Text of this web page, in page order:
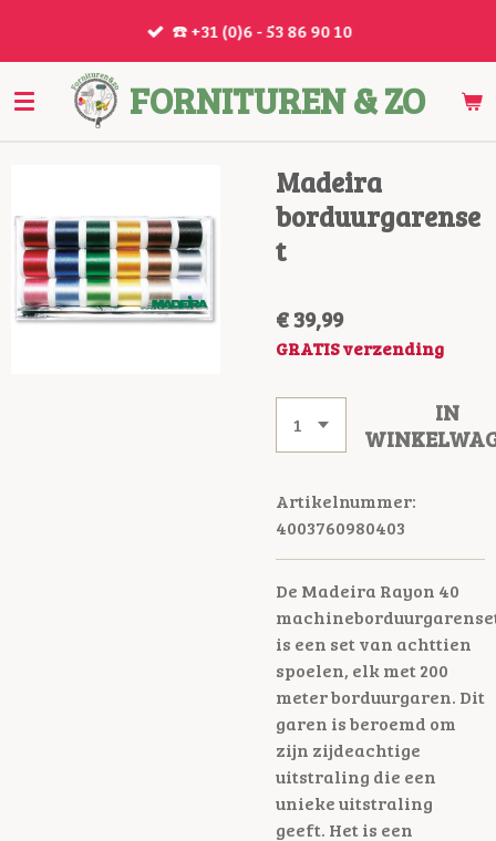
de
hoofdinhoud
FORNITUREN & ZO
☎️ +31 (0)6 - 53 86 90 10
Madeira
borduurgarense
t
€ 39,99
GRATIS verzending
IN
Artikelnummer:
4003760980403
De Madeira Rayon 40
is een set van achttien
spoelen, elk met 200
meter borduurgaren. Dit
garen is beroemd om
zijn zijdeachtige
uitstraling die een
unieke uitstraling
geeft. Het is een